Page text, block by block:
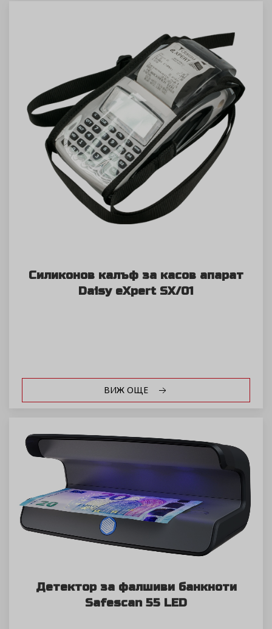
Силиконов калъф за касов апарат
Daisy eXpert SX/01
ВИЖ ОЩЕ
Детектор за фалшиви банкноти
Safescan 55 LED